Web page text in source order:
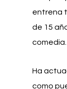
entrena
de 15
comedia.
Ha
como